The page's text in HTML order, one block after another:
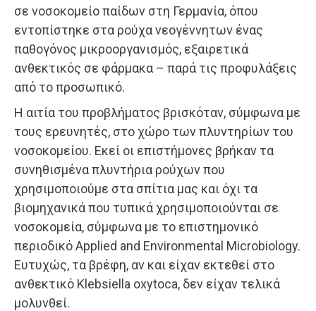
σε νοσοκομείο παίδων στη Γερμανία, όπου
εντοπίστηκε στα ρούχα νεογέννητων ένας
παθογόνος μικροοργανισμός, εξαιρετικά
ανθεκτικός σε φάρμακα – παρά τις προφυλάξεις
από το προσωπικό.
Η αιτία του προβλήματος βρισκόταν, σύμφωνα με
τους ερευνητές, στο χώρο των πλυντηρίων του
νοσοκομείου. Εκεί οι επιστήμονες βρήκαν τα
συνηθισμένα πλυντήρια ρούχων που
χρησιμοποιούμε στα σπίτια μας και όχι τα
βιομηχανικά που τυπικά χρησιμοποιούνται σε
νοσοκομεία, σύμφωνα με το επιστημονικό
περιοδικό Applied and Environmental Microbiology.
Ευτυχώς, τα βρέφη, αν και είχαν εκτεθεί στο
ανθεκτικό Klebsiella oxytoca, δεν είχαν τελικά
μολυνθεί.